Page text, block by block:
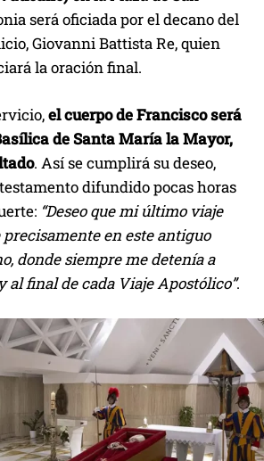
será oficiada por el decano del
Giovanni Battista Re, quien
la oración final.
el cuerpo de Francisco será
de Santa María la Mayor,
. Así se cumplirá su deseo,
difundido pocas horas
“Deseo que mi último viaje
en este antiguo
donde siempre me detenía a
al final de cada Viaje Apostólico”.